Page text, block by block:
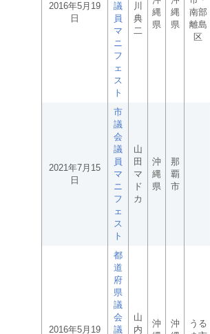
2016年5月19
日
議
員
マ
ニ
フ
ェ
ス
ト
川
典
二
縄
県
縄
県
南部
離島
区
2021年7月15
日
市
議
会
議
員
マ
ニ
フ
ェ
ス
ト
山
田
マ
ド
カ
沖
縄
県
那
覇
市
2016年5月19
都
道
府
県
議
会
議
山
内
沖
沖
うる